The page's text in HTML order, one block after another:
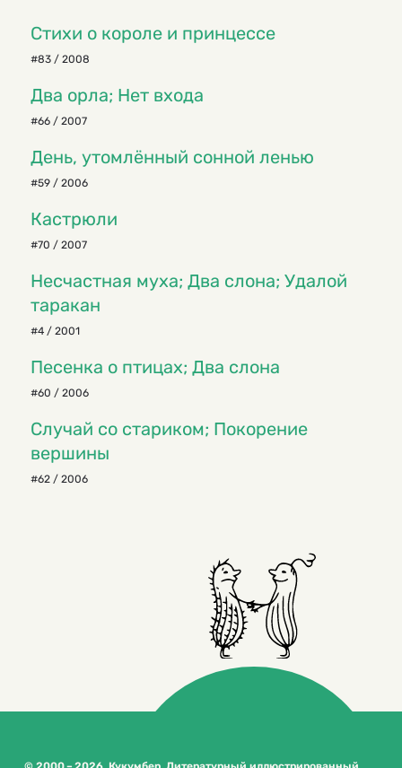
Cтихи о короле и принцессе
#83 / 2008
Два орла; Нет входа
#66 / 2007
День, утомлённый сонной ленью
#59 / 2006
Кастрюли
#70 / 2007
Несчастная муха; Два слона; Удалой
таракан
#4 / 2001
Песенка о птицах; Два слона
#60 / 2006
Случай со стариком; Покорение
вершины
#62 / 2006